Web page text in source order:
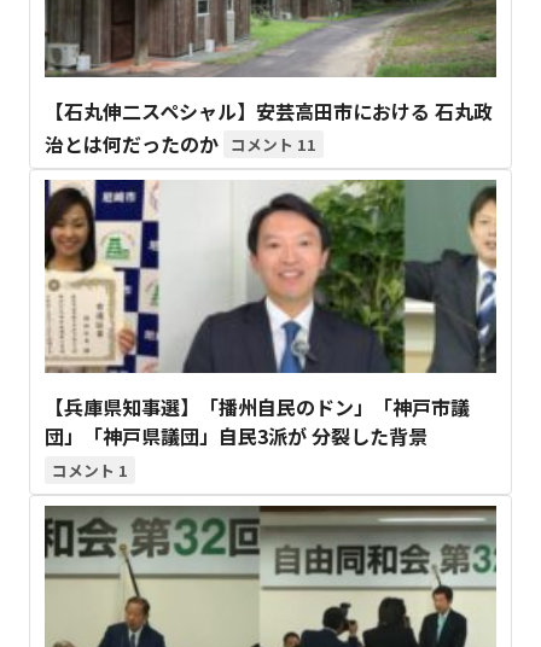
【石丸伸二スペシャル】安芸高田市における 石丸政
治とは何だったのか
11
【兵庫県知事選】「播州自民のドン」「神戸市議
団」「神戸県議団」自民3派が 分裂した背景
1